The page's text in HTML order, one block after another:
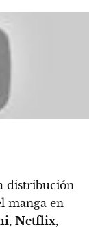
distribución
manga en
, Netflix,